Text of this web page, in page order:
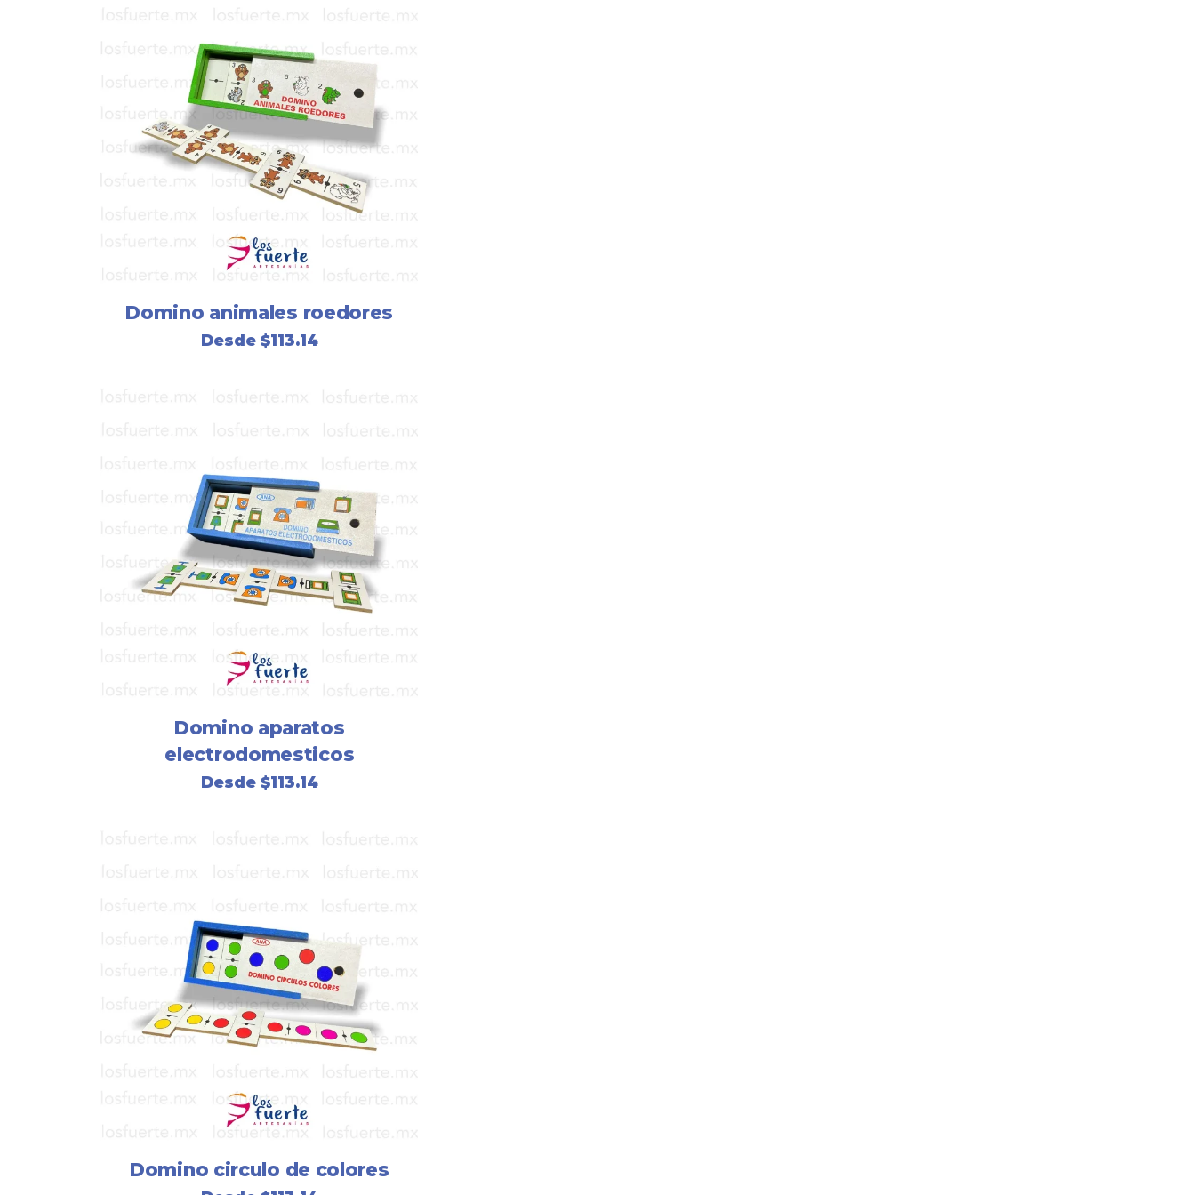
Domino animales roedores
Desde $113.14
Domino aparatos
electrodomesticos
Desde $113.14
Domino circulo de colores